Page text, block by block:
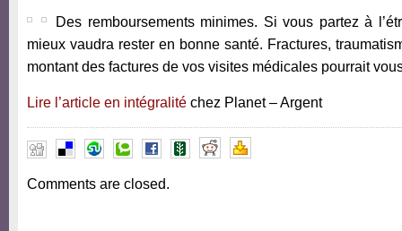
Des remboursements minimes. Si vous partez à
mieux vaudra rester en bonne santé. Fractures,
montant des factures de vos visites médicales pourrait
Lire l’article en intégralité chez Planet – Argent
Comments are closed.